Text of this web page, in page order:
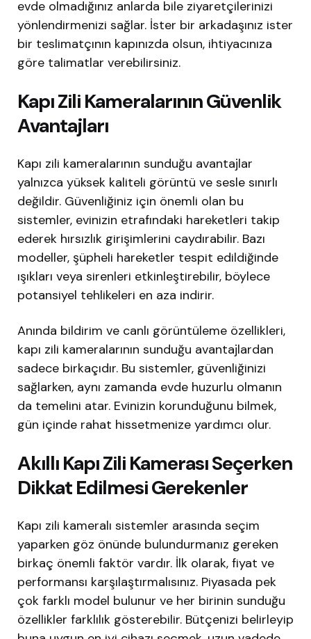
evde olmadığınız anlarda bile ziyaretçilerinizi
yönlendirmenizi sağlar. İster bir arkadaşınız ister
bir teslimatçının kapınızda olsun, ihtiyacınıza
göre talimatlar verebilirsiniz.
Kapı Zili Kameralarının Güvenlik
Avantajları
Kapı zili kameralarının sunduğu avantajlar
yalnızca yüksek kaliteli görüntü ve sesle sınırlı
değildir. Güvenliğiniz için önemli olan bu
sistemler, evinizin etrafındaki hareketleri takip
ederek hırsızlık girişimlerini caydırabilir. Bazı
modeller, şüpheli hareketler tespit edildiğinde
ışıkları veya sirenleri etkinleştirebilir, böylece
potansiyel tehlikeleri en aza indirir.
Anında bildirim ve canlı görüntüleme özellikleri,
kapı zili kameralarının sunduğu avantajlardan
sadece birkaçıdır. Bu sistemler, güvenliğinizi
sağlarken, aynı zamanda evde huzurlu olmanın
da temelini atar. Evinizin korunduğunu bilmek,
gün içinde rahat hissetmenize yardımcı olur.
Akıllı Kapı Zili Kamerası Seçerken
Dikkat Edilmesi Gerekenler
Kapı zili kameralı sistemler arasında seçim
yaparken göz önünde bulundurmanız gereken
birkaç önemli faktör vardır. İlk olarak, fiyat ve
performansı karşılaştırmalısınız. Piyasada pek
çok farklı model bulunur ve her birinin sunduğu
özellikler farklılık gösterebilir. Bütçenizi belirleyip